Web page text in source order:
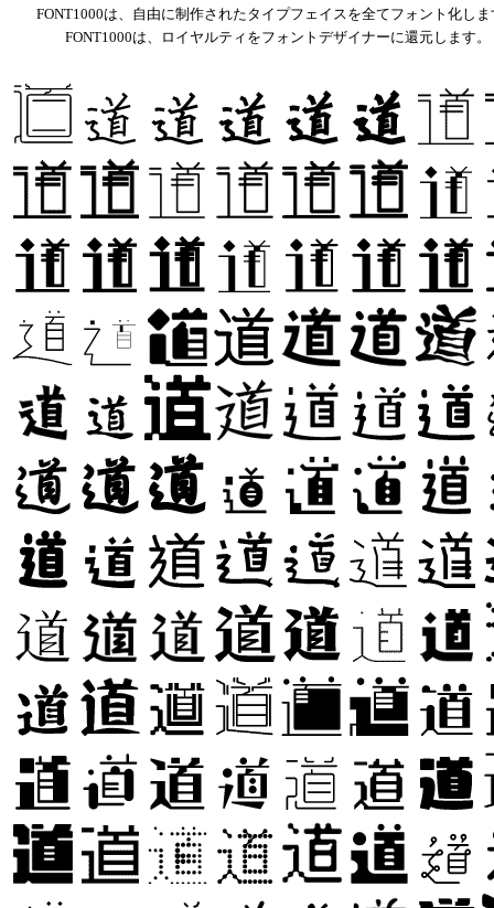
FONT1000は、自由に制作されたタイプフェイスを全てフォント化しま
FONT1000は、ロイヤルティをフォントデザイナーに還元します。